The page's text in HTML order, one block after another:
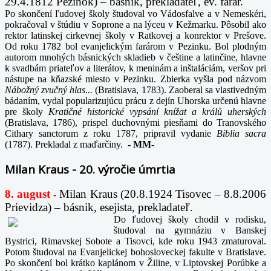
Po skončení ľudovej školy študoval vo Vádosfalve a v Nemeskéri,
pokračoval v štúdiu v Soprone a na lýceu v Kežmarku. Pôsobil ako
rektor latinskej cirkevnej školy v Ratkovej a konrektor v Prešove.
Od roku 1782 bol evanjelickým farárom v Pezinku. Bol plodným
autorom mnohých básnických skladieb v češtine a latinčine, hlavne
k svadbám priateľov a literátov, k meninám a inštaláciám, veršov pri
nástupe na kňazské miesto v Pezinku. Zbierka vyšla pod názvom
Nábožný zvučný hlas...(Bratislava, 1783). Zaoberal sa vlastivedným
bádaním, vydal popularizujúcu prácu z dejín Uhorska určenú hlavne
pre školy Kratičné historické vypsání knížat a králů uherských
(Bratislava, 1786), prispel duchovnými piesňami do Tranovského
Cithary sanctorum z roku 1787, pripravil vydanie Biblia sacra
(1787). Prekladal z maďarčiny. - MM-
Milan Kraus - 20. výročie úmrtia
8. august -Milan Kraus (20.8.1924 Tisovec – 8.8.2006
Prievidza) – básnik, esejista, prekladateľ.
Do ľudovej školy chodil v rodisku,
študoval na gymnáziu v Banskej
Bystrici, Rimavskej Sobote a Tisovci, kde roku 1943 zmaturoval.
Potom študoval na Evanjelickej bohosloveckej fakulte v Bratislave.
Po skončení bol krátko kaplánom v Žiline, v Liptovskej Porúbke a